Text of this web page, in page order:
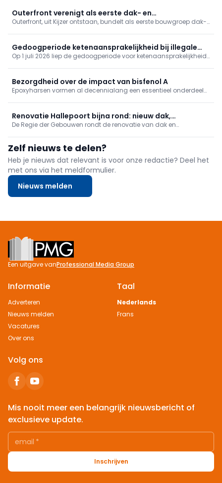
Outerfront verenigt als eerste dak- en
gevelspecialisten in bouwgroep
Outerfront, uit Kijzer ontstaan, bundelt als eerste bouwgroep dak-
Roof Projects en ASP Gevels zijn al aangesloten.
Gedoogperiode ketenaansprakelijkheid bij illegale
tewerkstelling afgelopen
Op 1 juli 2026 liep de gedoogperiode voor ketenaansprakelijkheid
Bezorgdheid over de impact van bisfenol A
Epoxyharsen vormen al decennialang een essentieel onderdeel
bijzonder sterk en slijtvast. Maar tegelijkertijd groeit de
bezorgdheid over de impact van bisfenol A, een veelgebruikte
bouwsteen van deze harsen.
Renovatie Hallepoort bijna rond: nieuw dak,
schrijnwerk gerestaureerd
De Regie der Gebouwen rondt de renovatie van dak en
steun van de Nationale Loterij. Het museum blijft open; weergang
heropent september 2026.
Zelf nieuws te delen?
Heb je nieuws dat relevant is voor onze redactie? Deel het
met ons via het meldformulier.
Nieuws melden
Footer
Een uitgave vanProfessional Media Group
Informatie
Adverteren
Nieuws melden
Vacatures
Over ons
Taal
Nederlands
Frans
Volg ons
Mis nooit meer een belangrijk nieuwsbericht of
exclusieve update.
email *
Inschrijven